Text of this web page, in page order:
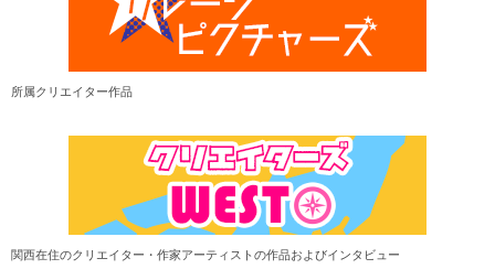
所属クリエイター作品
関西在住のクリエイター・作家アーティストの作品およびインタビュー